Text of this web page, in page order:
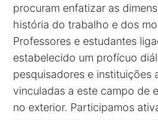
procuram enfatizar as
história do trabalho e dos
Professores e estudantes
estabelecido um profícuo
pesquisadores e instituições
vinculadas a este campo de
no exterior. Participamos